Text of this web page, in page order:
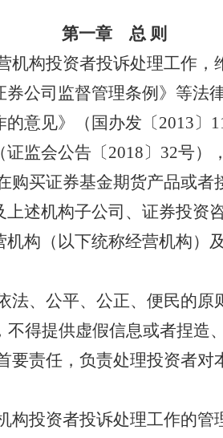
第一章 总 则
机构投资者投诉处理工作，
公司监督管理条例》等法
意见》（国办发〔2013〕
监会公告〔2018〕32号）
购买证券基金期货产品或者
述机构子公司、证券投资咨
机构 （以下统称经营机构） 及
法、公平、公正、便民的原
得提供虚假信息或者捏造
要责任，负责处理投资者
构投资者投诉处理工作的管